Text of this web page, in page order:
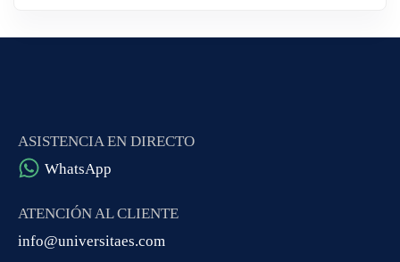
ASISTENCIA EN DIRECTO
WhatsApp
ATENCIÓN AL CLIENTE
info@universitaes.com